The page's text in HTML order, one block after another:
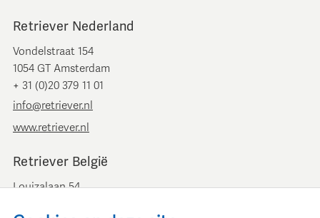
Retriever Nederland
Vondelstraat 154
1054 GT Amsterdam
+ 31 (0)20 379 11 01
info@retriever.nl
www.retriever.nl
Retriever België
Louizalaan 54